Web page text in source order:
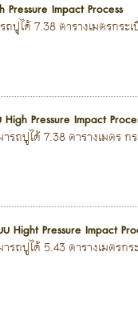
Impact Process
ได้ 7.38 ตารางเมตรกระ
Pressure Impact
ถปูได้ 7.38 ตารางเมตร ก
Hight Pressure Impact
ถปูได้ 5.43 ตารางเมตรกร